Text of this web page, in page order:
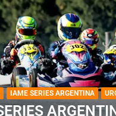
IAME SERIES ARGENTINA